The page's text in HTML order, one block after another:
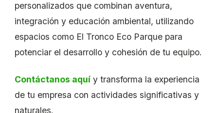
personalizados que combinan aventura,
integración y educación ambiental, utilizando
espacios como El Tronco Eco Parque para
potenciar el desarrollo y cohesión de tu equipo.
Contáctanos aquí y transforma la experiencia
de tu empresa con actividades significativas y
naturales.